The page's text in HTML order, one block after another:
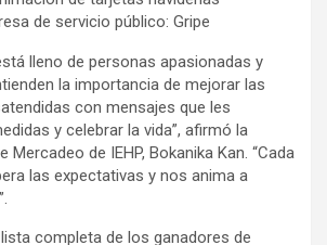
de servicio público: Gripe
lleno de personas apasionadas y
la importancia de mejorar las
con mensajes que les
y celebrar la vida”, afirmó la
Mercadeo de IEHP, Bokanika Kan. “Cada
las expectativas y nos anima a
completa de los ganadores de